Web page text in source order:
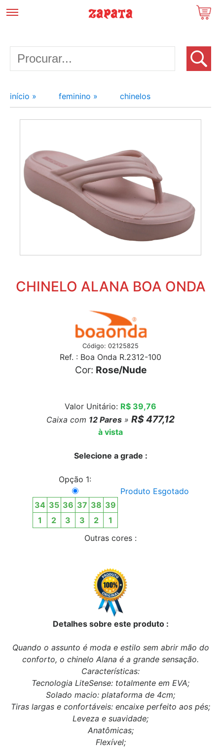
início » feminino » chinelos
CHINELO ALANA BOA ONDA
Código: 02125825
Ref. : Boa Onda R.2312-100
Cor: Rose/Nude
Valor Unitário: R$ 39,76
Caixa com 12 Pares » R$ 477,12
à vista
Selecione a grade :
Opção 1:
34 35 36 37 38 39
1
2 3 3 2 1
Produto Esgotado
Outras cores :
Detalhes sobre este produto :
Quando o assunto é moda e estilo sem abrir mão do
conforto, o chinelo Alana é a grande sensação.
Características:
Tecnologia LiteSense: totalmente em EVA;
Solado macio: plataforma de 4cm;
Tiras largas e confortáveis: encaixe perfeito aos pés;
Leveza e suavidade;
Anatômicas;
Flexível;